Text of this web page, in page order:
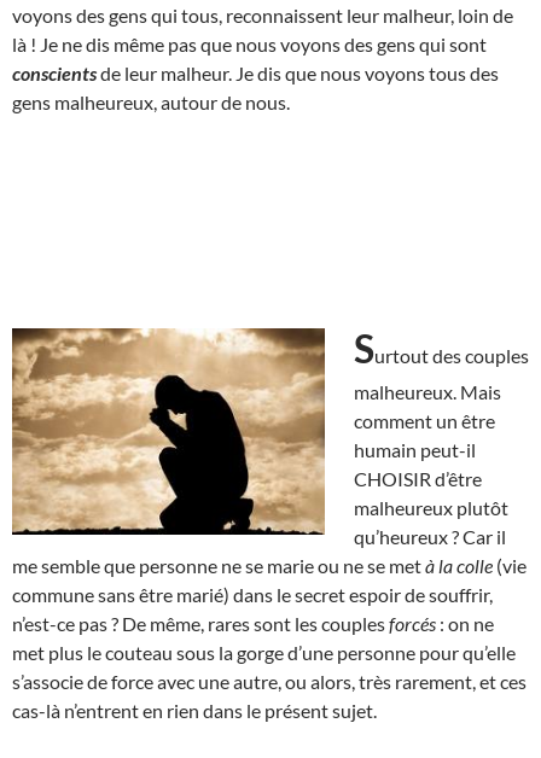
voyons des gens qui tous, reconnaissent leur malheur, loin de
là ! Je ne dis même pas que nous voyons des gens qui sont
conscientsde leur malheur. Je dis que nous voyons tous des
gens malheureux, autour de nous.
Surtout des couples
malheureux. Mais
comment un être
humain peut-il
CHOISIR d’être
malheureux plutôt
qu’heureux ? Car il
me semble que personne ne se marie ou ne se metà la colle (vie
commune sans être marié) dans le secret espoir de souffrir,
n’est-ce pas ? De même, rares sont les couplesforcés : on ne
met plus le couteau sous la gorge d’une personne pour qu’elle
s’associe de force avec une autre, ou alors, très rarement, et ces
cas-là n’entrent en rien dans le présent sujet.